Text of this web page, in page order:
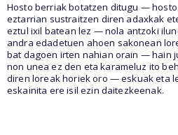
Hosto berriak botatzen ditugu —
eztarrian sustraitzen diren adaxkak
eztul ixil batean lez — nola antzoki
andra edadetuen ahoen sakonean
bat dagoen irten nahian orain — hain
non unea ez den eta karameluz ito
diren loreak horiek oro — eskuak eta
eskainita ere isil ezin daitezkeenak.